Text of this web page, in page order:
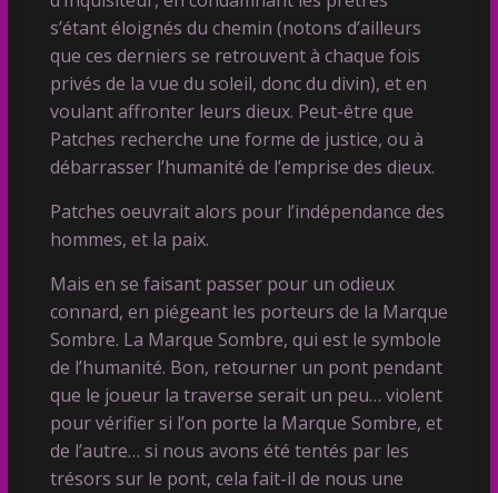
s’étant éloignés du chemin (notons d’ailleurs
que ces derniers se retrouvent à chaque fois
privés de la vue du soleil, donc du divin), et en
voulant affronter leurs dieux. Peut-être que
Patches recherche une forme de justice, ou à
débarrasser l’humanité de l’emprise des dieux.
Patches oeuvrait alors pour l’indépendance des
hommes, et la paix.
Mais en se faisant passer pour un odieux
connard, en piégeant les porteurs de la Marque
Sombre. La Marque Sombre, qui est le symbole
de l’humanité. Bon, retourner un pont pendant
que le joueur la traverse serait un peu… violent
pour vérifier si l’on porte la Marque Sombre, et
de l’autre… si nous avons été tentés par les
trésors sur le pont, cela fait-il de nous une